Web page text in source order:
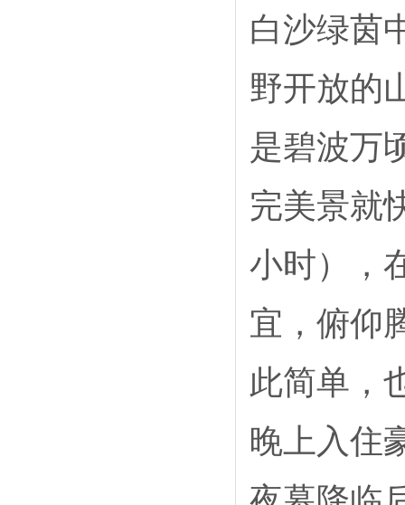
白沙绿茵
野开放的
是碧波万
完美景就
小时），
宜，俯仰
此简单，
晚上入住